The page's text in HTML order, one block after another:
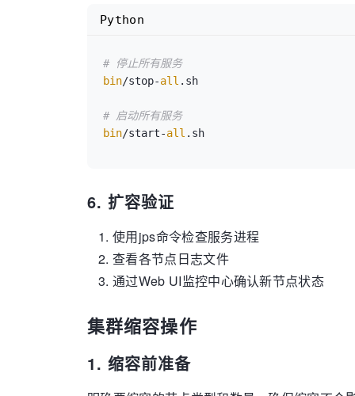
# 停止所有服务
bin/stop-all .sh
# 启动所有服务
bin/start-all
Python
6. 扩容验证
使用jps命令检查服务进程
查看各节点日志文件
通过Web UI监控中心确认新节点状态
集群缩容操作
1. 缩容前准备